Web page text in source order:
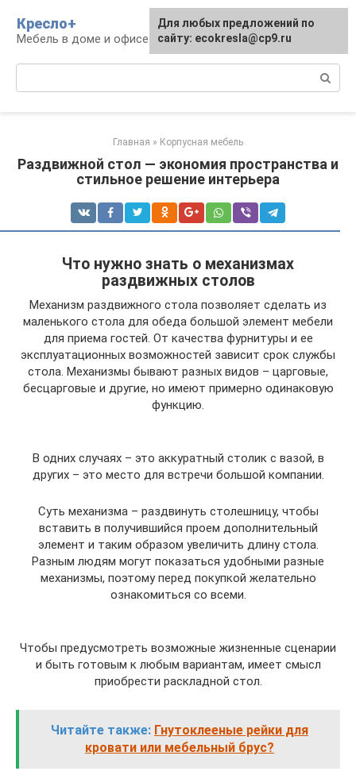
контенту
Кресло+
Мебель в доме и офисе
Главная » Корпусная мебель
Раздвижной стол — экономия пространства и
стильное решение интерьера
Что нужно знать о механизмах
раздвижных столов
Механизм раздвижного стола позволяет сделать из
маленького стола для обеда большой элемент мебели
для приема гостей. От качества фурнитуры и ее
эксплуатационных возможностей зависит срок службы
стола. Механизмы бывают разных видов – царговые,
бесцарговые и другие, но имеют примерно одинаковую
функцию.
В одних случаях – это аккуратный столик с вазой, в
других – это место для встречи большой компании.
Суть механизма – раздвинуть столешницу, чтобы
вставить в получившийся проем дополнительный
элемент и таким образом увеличить длину стола.
Разным людям могут показаться удобными разные
механизмы, поэтому перед покупкой желательно
ознакомиться со всеми.
Чтобы предусмотреть возможные жизненные сценарии
и быть готовым к любым вариантам, имеет смысл
приобрести раскладной стол.
Читайте также: Гнутоклееные рейки для
кровати или мебельный брус?
Для любых предложений по
сайту: ecokresla@cp9.ru